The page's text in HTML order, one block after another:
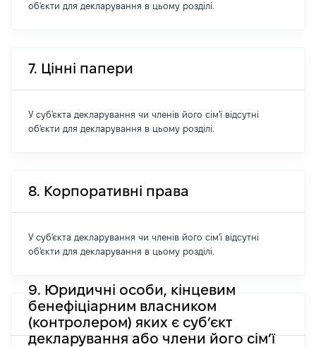
об'єкти для декларування в цьому розділі.
7. Цінні папери
У суб'єкта декларування чи членів його сім'ї відсутні
об'єкти для декларування в цьому розділі.
8. Корпоративні права
У суб'єкта декларування чи членів його сім'ї відсутні
об'єкти для декларування в цьому розділі.
9. Юридичні особи, кінцевим
бенефіціарним власником
(контролером) яких є суб’єкт
декларування або члени його сім’ї